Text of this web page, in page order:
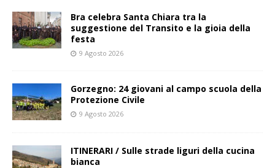
Bra celebra Santa Chiara tra la
suggestione del Transito e la gioia della
festa
9 Agosto 2026
Gorzegno: 24 giovani al campo scuola della
Protezione Civile
9 Agosto 2026
ITINERARI / Sulle strade liguri della cucina
bianca